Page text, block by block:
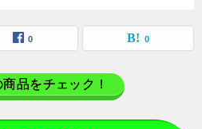
0 0
品をチェック！